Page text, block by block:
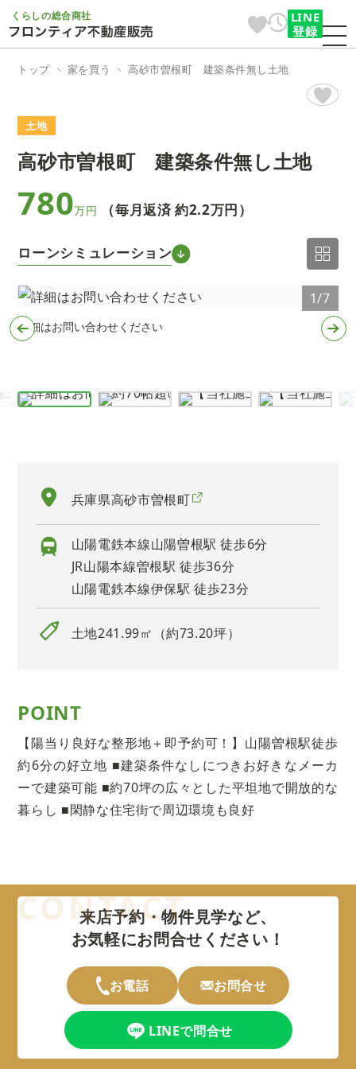
くらしの総合商社
LINE
登録
トップ 家を買う 高砂市曽根町 建築条件無し土地
土地
高砂市曽根町 建築条件無し土地
780万円 （毎月返済 約2.2万円）
ローンシミュレーション
1/7
詳細はお問い合わせください
兵庫県高砂市曽根町
山陽電鉄本線山陽曽根駅 徒歩6分
JR山陽本線曽根駅 徒歩36分
山陽電鉄本線伊保駅 徒歩23分
土地241.99㎡（約73.20坪）
POINT
【陽当り良好な整形地＋即予約可！】山陽曽根駅徒歩
約6分の好立地 ■建築条件なしにつきお好きなメーカ
ーで建築可能 ■約70坪の広々とした平坦地で開放的な
暮らし ■閑静な住宅街で周辺環境も良好
来店予約・物件見学など、
お気軽にお問合せください！
お電話 お問合せ
LINEで問合せ